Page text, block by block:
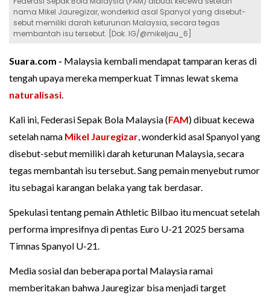
nama Mikel Jauregizar, wonderkid asal Spanyol yang disebut-
sebut memiliki darah keturunan Malaysia, secara tegas
membantah isu tersebut. [Dok. IG/@mikeljau_6]
Suara.com - Malaysia kembali mendapat tamparan keras di
tengah upaya mereka memperkuat Timnas lewat skema
naturalisasi.
Kali ini, Federasi Sepak Bola Malaysia (FAM) dibuat kecewa
setelah nama Mikel Jauregizar, wonderkid asal Spanyol yang
disebut-sebut memiliki darah keturunan Malaysia, secara
tegas membantah isu tersebut. Sang pemain menyebut rumor
itu sebagai karangan belaka yang tak berdasar.
Spekulasi tentang pemain Athletic Bilbao itu mencuat setelah
performa impresifnya di pentas Euro U-21 2025 bersama
Timnas Spanyol U-21.
Media sosial dan beberapa portal Malaysia ramai
memberitakan bahwa Jauregizar bisa menjadi target